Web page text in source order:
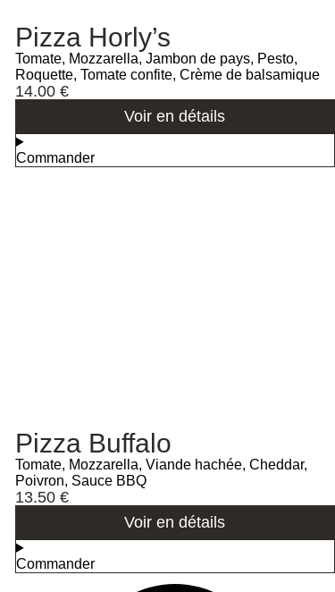
Pizza Horly’s
Tomate, Mozzarella, Jambon de pays, Pesto,
Roquette, Tomate confite, Crème de balsamique
14.00 €
Voir en détails
Commander
Pizza Buffalo
Tomate, Mozzarella, Viande hachée, Cheddar,
Poivron, Sauce BBQ
13.50 €
Voir en détails
Commander